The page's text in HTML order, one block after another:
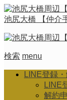
池尻大橋 【仲介
検索 menu
LINE登録
LINE
解約